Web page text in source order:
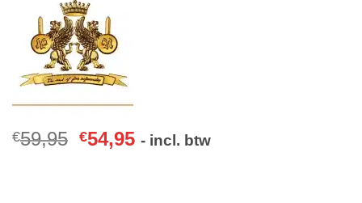
€59,95 €54,95 - incl. btw